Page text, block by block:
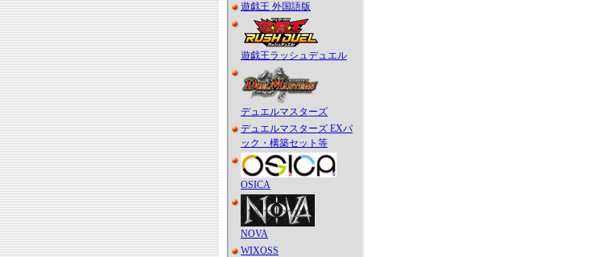
遊戯王 外国語版
遊戯王ラッシュデュエル
デュエルマスターズ
デュエルマスターズ EXパ
ック・構築セット等
OSICA
NOVA
WIXOSS